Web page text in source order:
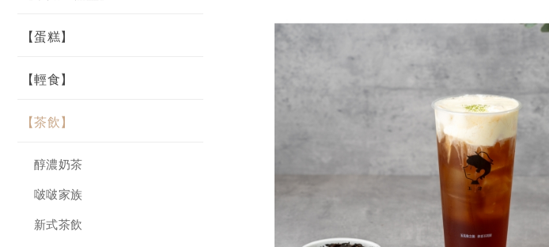
【蛋糕】
【輕食】
【茶飲】
醇濃奶茶
啵啵家族
新式茶飲